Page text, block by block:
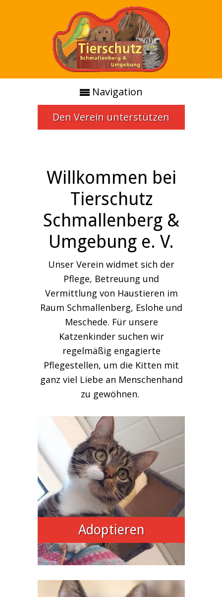
Navigation
Den Verein unterstützen
Willkommen bei
Tierschutz
Schmallenberg &
Umgebung e. V.
Unser Verein widmet sich der
Pflege, Betreuung und
Vermittlung von Haustieren im
Raum Schmallenberg, Eslohe und
Meschede. Für unsere
Katzenkinder suchen wir
regelmäßig engagierte
Pflegestellen, um die Kitten mit
ganz viel Liebe an Menschenhand
zu gewöhnen.
Adoptieren